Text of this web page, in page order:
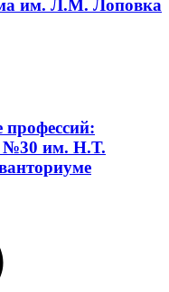
им. Л.М. Лоповка
профессий:
№30 им. Н.Т.